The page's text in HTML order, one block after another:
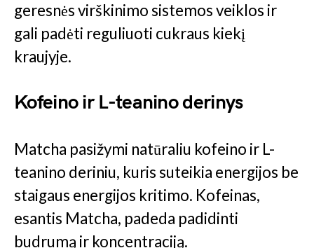
geresnės virškinimo sistemos veiklos ir
gali padėti reguliuoti cukraus kiekį
kraujyje.
Kofeino ir L-teanino derinys
Matcha pasižymi natūraliu kofeino ir L-
teanino deriniu, kuris suteikia energijos be
staigaus energijos kritimo. Kofeinas,
esantis Matcha, padeda padidinti
budrumą ir koncentraciją.